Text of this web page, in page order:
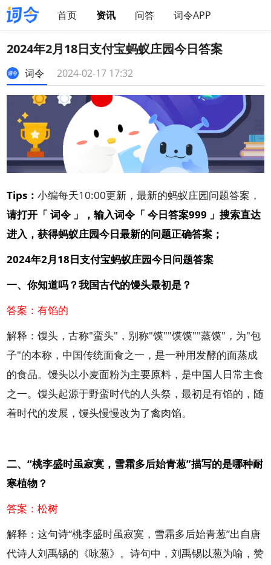
首页 资讯 问答 词令APP
2024年2月18日支付宝蚂蚁庄园今日答案
词令 2024-02-17 17:32
Tips：小编每天10:00更新，最新的蚂蚁庄园问题答案，
请打开「词令 」，输入词令「今日答案999 」搜索直达
进入，获得蚂蚁庄园今日最新的问题正确答案 ；
2024年2月18日支付宝蚂蚁庄园今日问题答案
一、你知道吗？我国古代的馒头最初是？
答案：有馅的
解释：馒头，古称"蛮头"，别称"馍""馍馍""蒸馍"，为"包
子"的本称，中国传统面食之一，是一种用发酵的面蒸成
的食品。馒头以小麦面粉为主要原料，是中国人日常主食
之一。馒头起源于野蛮时代的人头祭，最初是有馅的，随
着时代的发展，馒头慢慢改为了禽肉馅。
二、“桃李盛时虽寂寞，雪霜多后始青葱”描写的是哪种耐
寒植物？
答案：松树
解释：这句诗“桃李盛时虽寂寞，雪霜多后始青葱”出自唐
代诗人刘禹锡的《咏葱》。诗句中，刘禹锡以葱为喻，赞